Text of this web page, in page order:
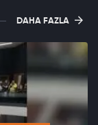
DAHA FAZLA